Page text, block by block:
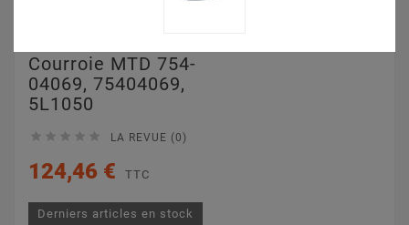
Courroie MTD 754-
04069, 75404069,
5L1050
     LA REVUE (0)
124,46 € TTC
Derniers articles en stock